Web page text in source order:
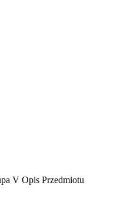
V Opis Przedmiotu